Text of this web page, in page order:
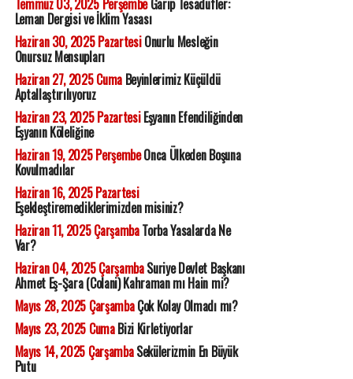
Temmuz 03, 2025 PerşembeGarip Tesadüfler:
Leman Dergisi ve İklim Yasası
Haziran 30, 2025 PazartesiOnurlu Mesleğin
Onursuz Mensupları
Haziran 27, 2025 CumaBeyinlerimiz Küçüldü
Aptallaştırılıyoruz
Haziran 23, 2025 PazartesiEşyanın Efendiliğinden
Eşyanın Köleliğine
Haziran 19, 2025 PerşembeOnca Ülkeden Boşuna
Kovulmadılar
Haziran 16, 2025 Pazartesi
Eşekleştiremediklerimizden misiniz?
Haziran 11, 2025 ÇarşambaTorba Yasalarda Ne
Var?
Haziran 04, 2025 ÇarşambaSuriye Devlet Başkanı
Ahmet Eş-Şara (Colani) Kahraman mı Hain mi?
Mayıs 28, 2025 ÇarşambaÇok Kolay Olmadı mı?
Mayıs 23, 2025 CumaBizi Kirletiyorlar
Mayıs 14, 2025 ÇarşambaSekülerizmin En Büyük
Putu